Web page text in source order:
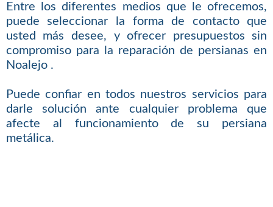
Entre los diferentes medios que le ofrecemos,
puede seleccionar la forma de contacto que
usted más desee, y ofrecer presupuestos sin
compromiso para la reparación de persianas en
Noalejo .
Puede confiar en todos nuestros servicios para
darle solución ante cualquier problema que
afecte al funcionamiento de su persiana
metálica.